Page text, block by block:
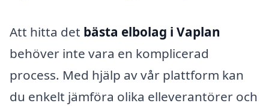
Att hitta det bästa elbolag i Vaplan
behöver inte vara en komplicerad
process. Med hjälp av vår plattform kan
du enkelt jämföra olika elleverantörer och